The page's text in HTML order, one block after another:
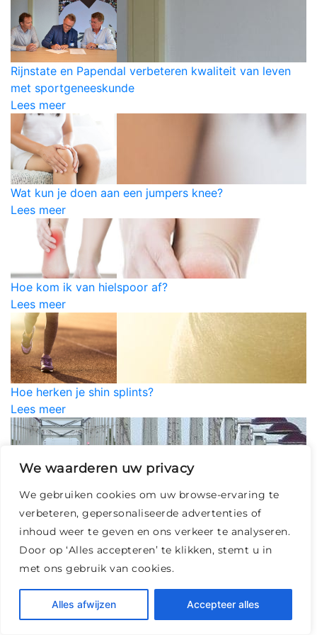
We waarderen uw privacy
We gebruiken cookies om uw browse-ervaring te
verbeteren, gepersonaliseerde advertenties of
inhoud weer te geven en ons verkeer te analyseren.
Door op ‘Alles accepteren’ te klikken, stemt u in
met ons gebruik van cookies.
Alles afwijzen Accepteer alles
Rijnstate en Papendal verbeteren kwaliteit van leven
met sportgeneeskunde
Lees meer
Wat kun je doen aan een jumpers knee?
Lees meer
Hoe kom ik van hielspoor af?
Lees meer
Hoe herken je shin splints?
Lees meer
Blessurevrij hardlopen tijdens de Rabo Bridge to
Bridge Arnhem
Lees meer